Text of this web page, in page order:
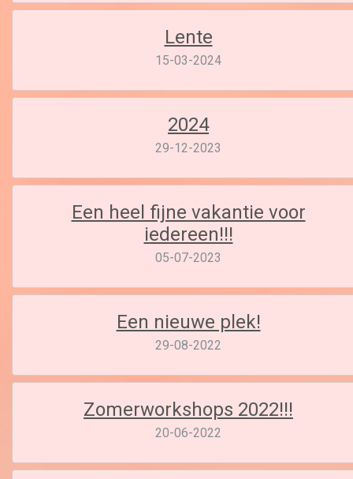
Lente
15-03-2024
2024
29-12-2023
Een heel fijne vakantie voor
iedereen!!!
05-07-2023
Een nieuwe plek!
29-08-2022
Zomerworkshops 2022!!!
20-06-2022